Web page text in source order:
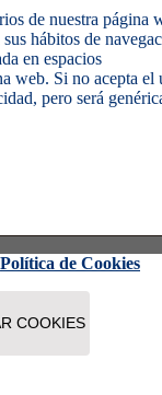
de nuestra página
hábitos de
en espacios
web. Si no acepta el
pero será
Política de Cookies
COOKIES